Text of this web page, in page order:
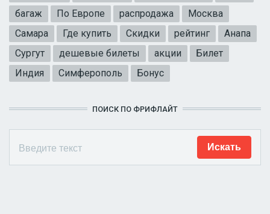
багаж
По Европе распродажа
Москва
Самара
Где купить Скидки рейтинг
Анапа
Сургут
дешевые билеты акции
Билет
Индия
Симферополь Бонус
ПОИСК ПО ФРИФЛАЙТ